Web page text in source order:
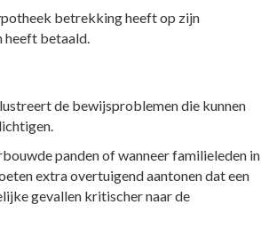
betrekking heeft op zijn
heeft betaald.
de bewijsproblemen die kunnen
panden of wanneer familieleden in
extra overtuigend aantonen dat een
gevallen kritischer naar de